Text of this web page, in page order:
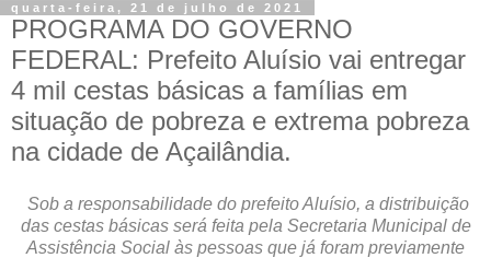
quarta-feira, 21 de julho de 2021
PROGRAMA DO GOVERNO
FEDERAL: Prefeito Aluísio vai entregar
4 mil cestas básicas a famílias em
situação de pobreza e extrema pobreza
na cidade de Açailândia.
Sob a responsabilidade do prefeito Aluísio, a distribuição
das cestas básicas será feita pela Secretaria Municipal de
Assistência Social às pessoas que já foram previamente